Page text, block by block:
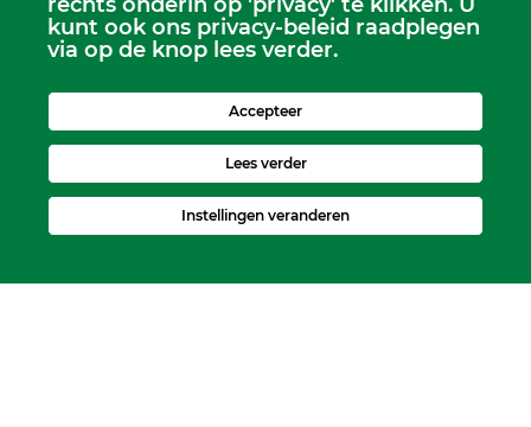
kunt ook ons privacy-beleid raadplegen
via op de knop lees verder.
Accepteer
Lees verder
Instellingen veranderen